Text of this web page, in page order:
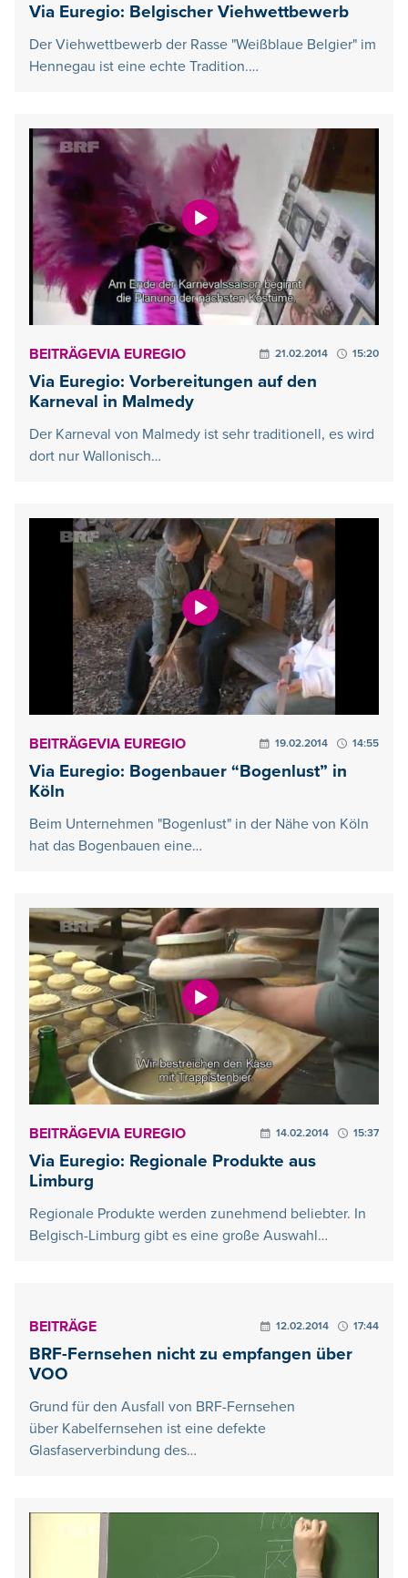
Via Euregio: Belgischer Viehwettbewerb
Der Viehwettbewerb der Rasse "Weißblaue Belgier" im
Hennegau ist eine echte Tradition.…
BEITRÄGEVIA EUREGIO 21.02.2014 15:20
Via Euregio: Vorbereitungen auf den
Karneval in Malmedy
Der Karneval von Malmedy ist sehr traditionell, es wird
dort nur Wallonisch…
BEITRÄGEVIA EUREGIO 19.02.2014 14:55
Via Euregio: Bogenbauer “Bogenlust” in
Köln
Beim Unternehmen "Bogenlust" in der Nähe von Köln
hat das Bogenbauen eine…
BEITRÄGEVIA EUREGIO 14.02.2014 15:37
Via Euregio: Regionale Produkte aus
Limburg
Regionale Produkte werden zunehmend beliebter. In
Belgisch-Limburg gibt es eine große Auswahl…
BEITRÄGE 12.02.2014 17:44
BRF-Fernsehen nicht zu empfangen über
VOO
Grund für den Ausfall von BRF-Fernsehen
über Kabelfernsehen ist eine defekte
Glasfaserverbindung des…